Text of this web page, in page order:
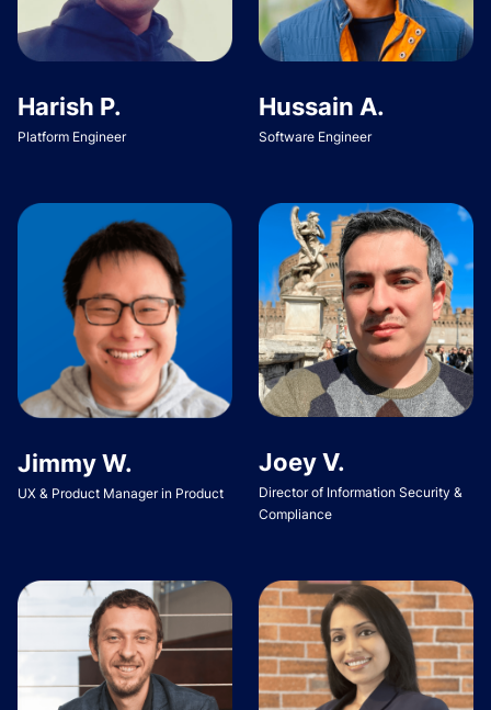
Harish P.
Platform Engineer
Hussain A.
Software Engineer
Jimmy W.
UX & Product Manager in Product
Joey V.
Director of Information Security &
Compliance